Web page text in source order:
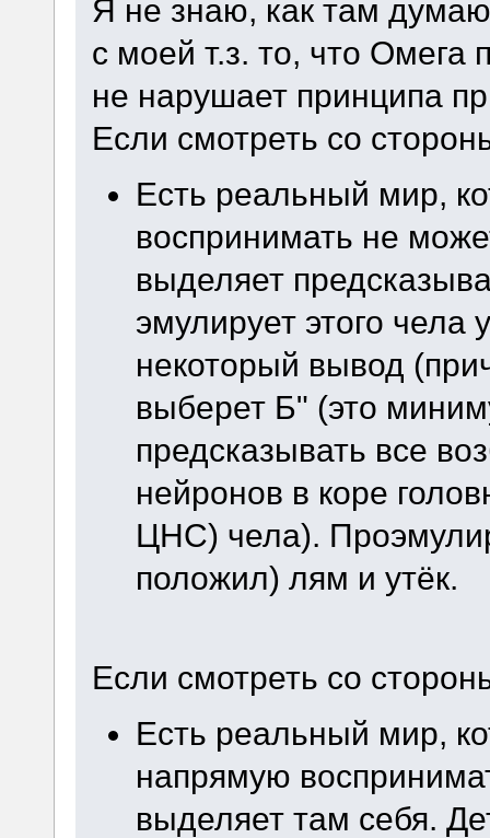
Я не знаю, как там
с моей т.з. то, что Омега
не нарушает принципа
Если смотреть со
Есть реальный мир,
воспринимать не
выделяет
эмулирует этого чела
некоторый вывод
выберет Б" (это
предсказывать все
нейронов в коре
ЦНС) чела).
положил) лям и утёк.
Если смотреть со
Есть реальный мир,
напрямую
выделяет там себя.